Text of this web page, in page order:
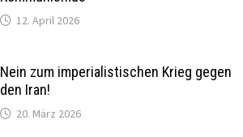
12. April 2026
Nein zum imperialistischen Krieg gegen
den Iran!
20. März 2026